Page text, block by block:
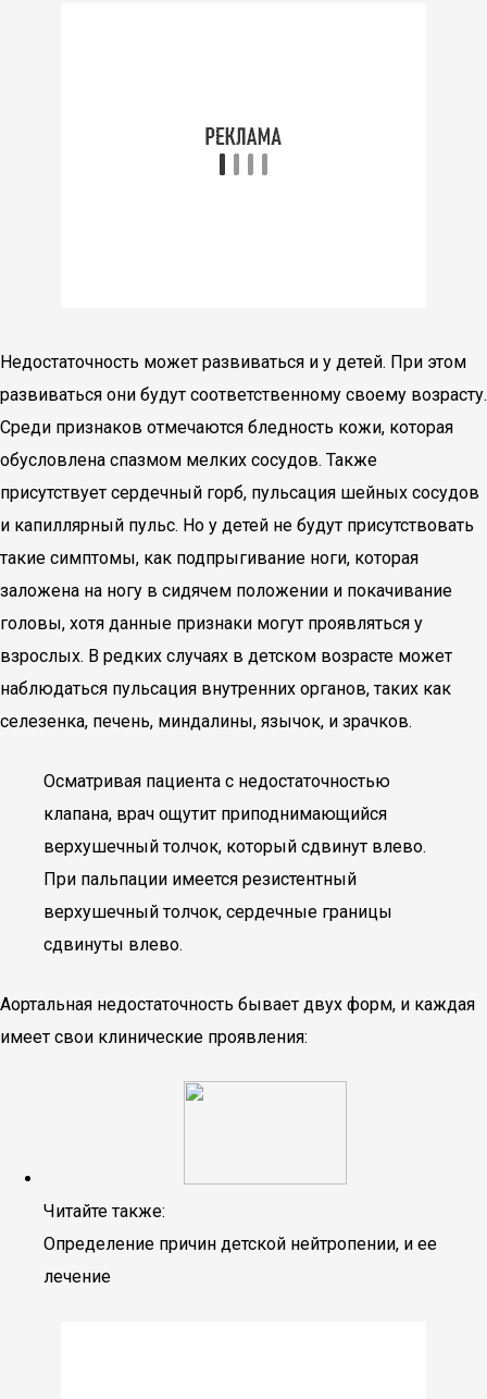
Недостаточность может развиваться и у детей. При этом
развиваться они будут соответственному своему возрасту.
Среди признаков отмечаются бледность кожи, которая
обусловлена спазмом мелких сосудов. Также
присутствует сердечный горб, пульсация шейных сосудов
и капиллярный пульс. Но у детей не будут присутствовать
такие симптомы, как подпрыгивание ноги, которая
заложена на ногу в сидячем положении и покачивание
головы, хотя данные признаки могут проявляться у
взрослых. В редких случаях в детском возрасте может
наблюдаться пульсация внутренних органов, таких как
селезенка, печень, миндалины, язычок, и зрачков.
Осматривая пациента с недостаточностью
клапана, врач ощутит приподнимающийся
верхушечный толчок, который сдвинут влево.
При пальпации имеется резистентный
верхушечный толчок, сердечные границы
сдвинуты влево.
Аортальная недостаточность бывает двух форм, и каждая
имеет свои клинические проявления:
Читайте также:
Определение причин детской нейтропении, и ее
лечение